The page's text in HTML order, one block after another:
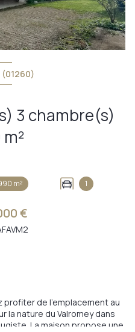
(01260)
100 m²
m² 1
€
profiter de l'emplacement au
la nature du Valromey dans
La maison propose une